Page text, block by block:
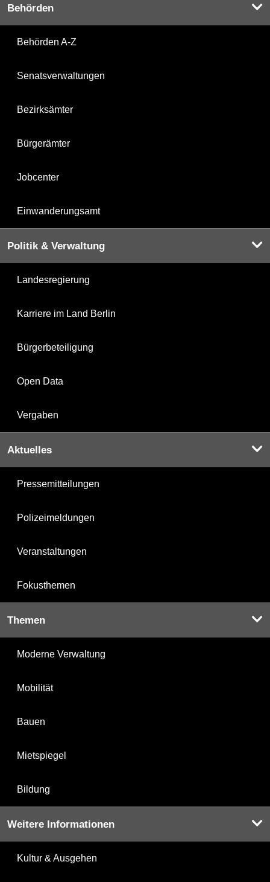
Behörden
Behörden A-Z
Senatsverwaltungen
Bezirksämter
Bürgerämter
Jobcenter
Einwanderungsamt
Politik & Verwaltung
Landesregierung
Karriere im Land Berlin
Bürgerbeteiligung
Open Data
Vergaben
Aktuelles
Pressemitteilungen
Polizeimeldungen
Veranstaltungen
Fokusthemen
Themen
Moderne Verwaltung
Mobilität
Bauen
Mietspiegel
Bildung
Weitere Informationen
Kultur & Ausgehen